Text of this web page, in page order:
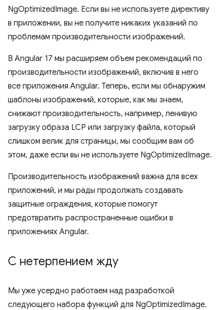
NgOptimizedImage. Если вы не используете директиву
в приложении, вы не получите никаких указаний по
проблемам производительности изображений.
В Angular 17 мы расширяем объем рекомендаций по
производительности изображений, включив в него
все приложения Angular. Теперь, если мы обнаружим
шаблоны изображений, которые, как мы знаем,
снижают производительность, например, ленивую
загрузку образа LCP или загрузку файла, который
слишком велик для страницы, мы сообщим вам об
этом, даже если вы не используете NgOptimizedImage.
Производительность изображений важна для всех
приложений, и мы рады продолжать создавать
защитные ограждения, которые помогут
предотвратить распространенные ошибки в
приложениях Angular.
С нетерпением жду
Мы уже усердно работаем над разработкой
следующего набора функций для NgOptimizedImage.